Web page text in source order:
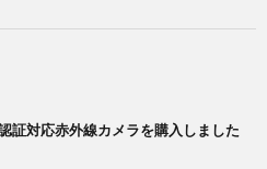
対応赤外線カメラを購入しました